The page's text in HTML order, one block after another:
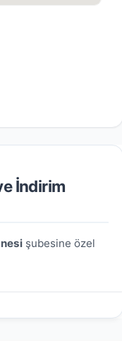
İndirim
şubesine özel
. Harita